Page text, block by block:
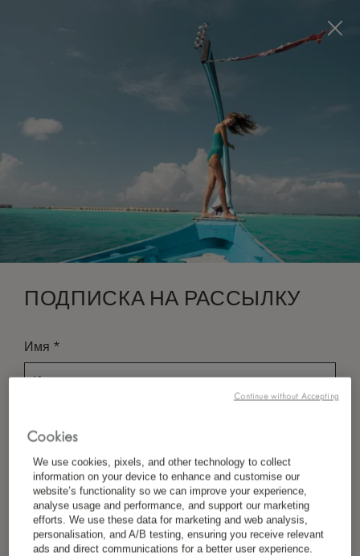
to enhance your experience
and make your visit easier and more comfortable.
ЗАБРОНИРОВАТЬ
БЕСПЛАТНАЯ ОТМЕНА
ПОДПИСКА НА РАССЫЛКУ
Имя *
Фамилия
Страна/Регион *
Cookies
We use cookies, pixels, and other technology to collect
information on your device to enhance and customise our
website’s functionality so we can improve your experience,
analyse usage and performance, and support our marketing
efforts. We use these data for marketing and web analysis,
personalisation, and A/B testing, ensuring you receive relevant
ads and direct communications for a better user experience.
Continue without Accepting